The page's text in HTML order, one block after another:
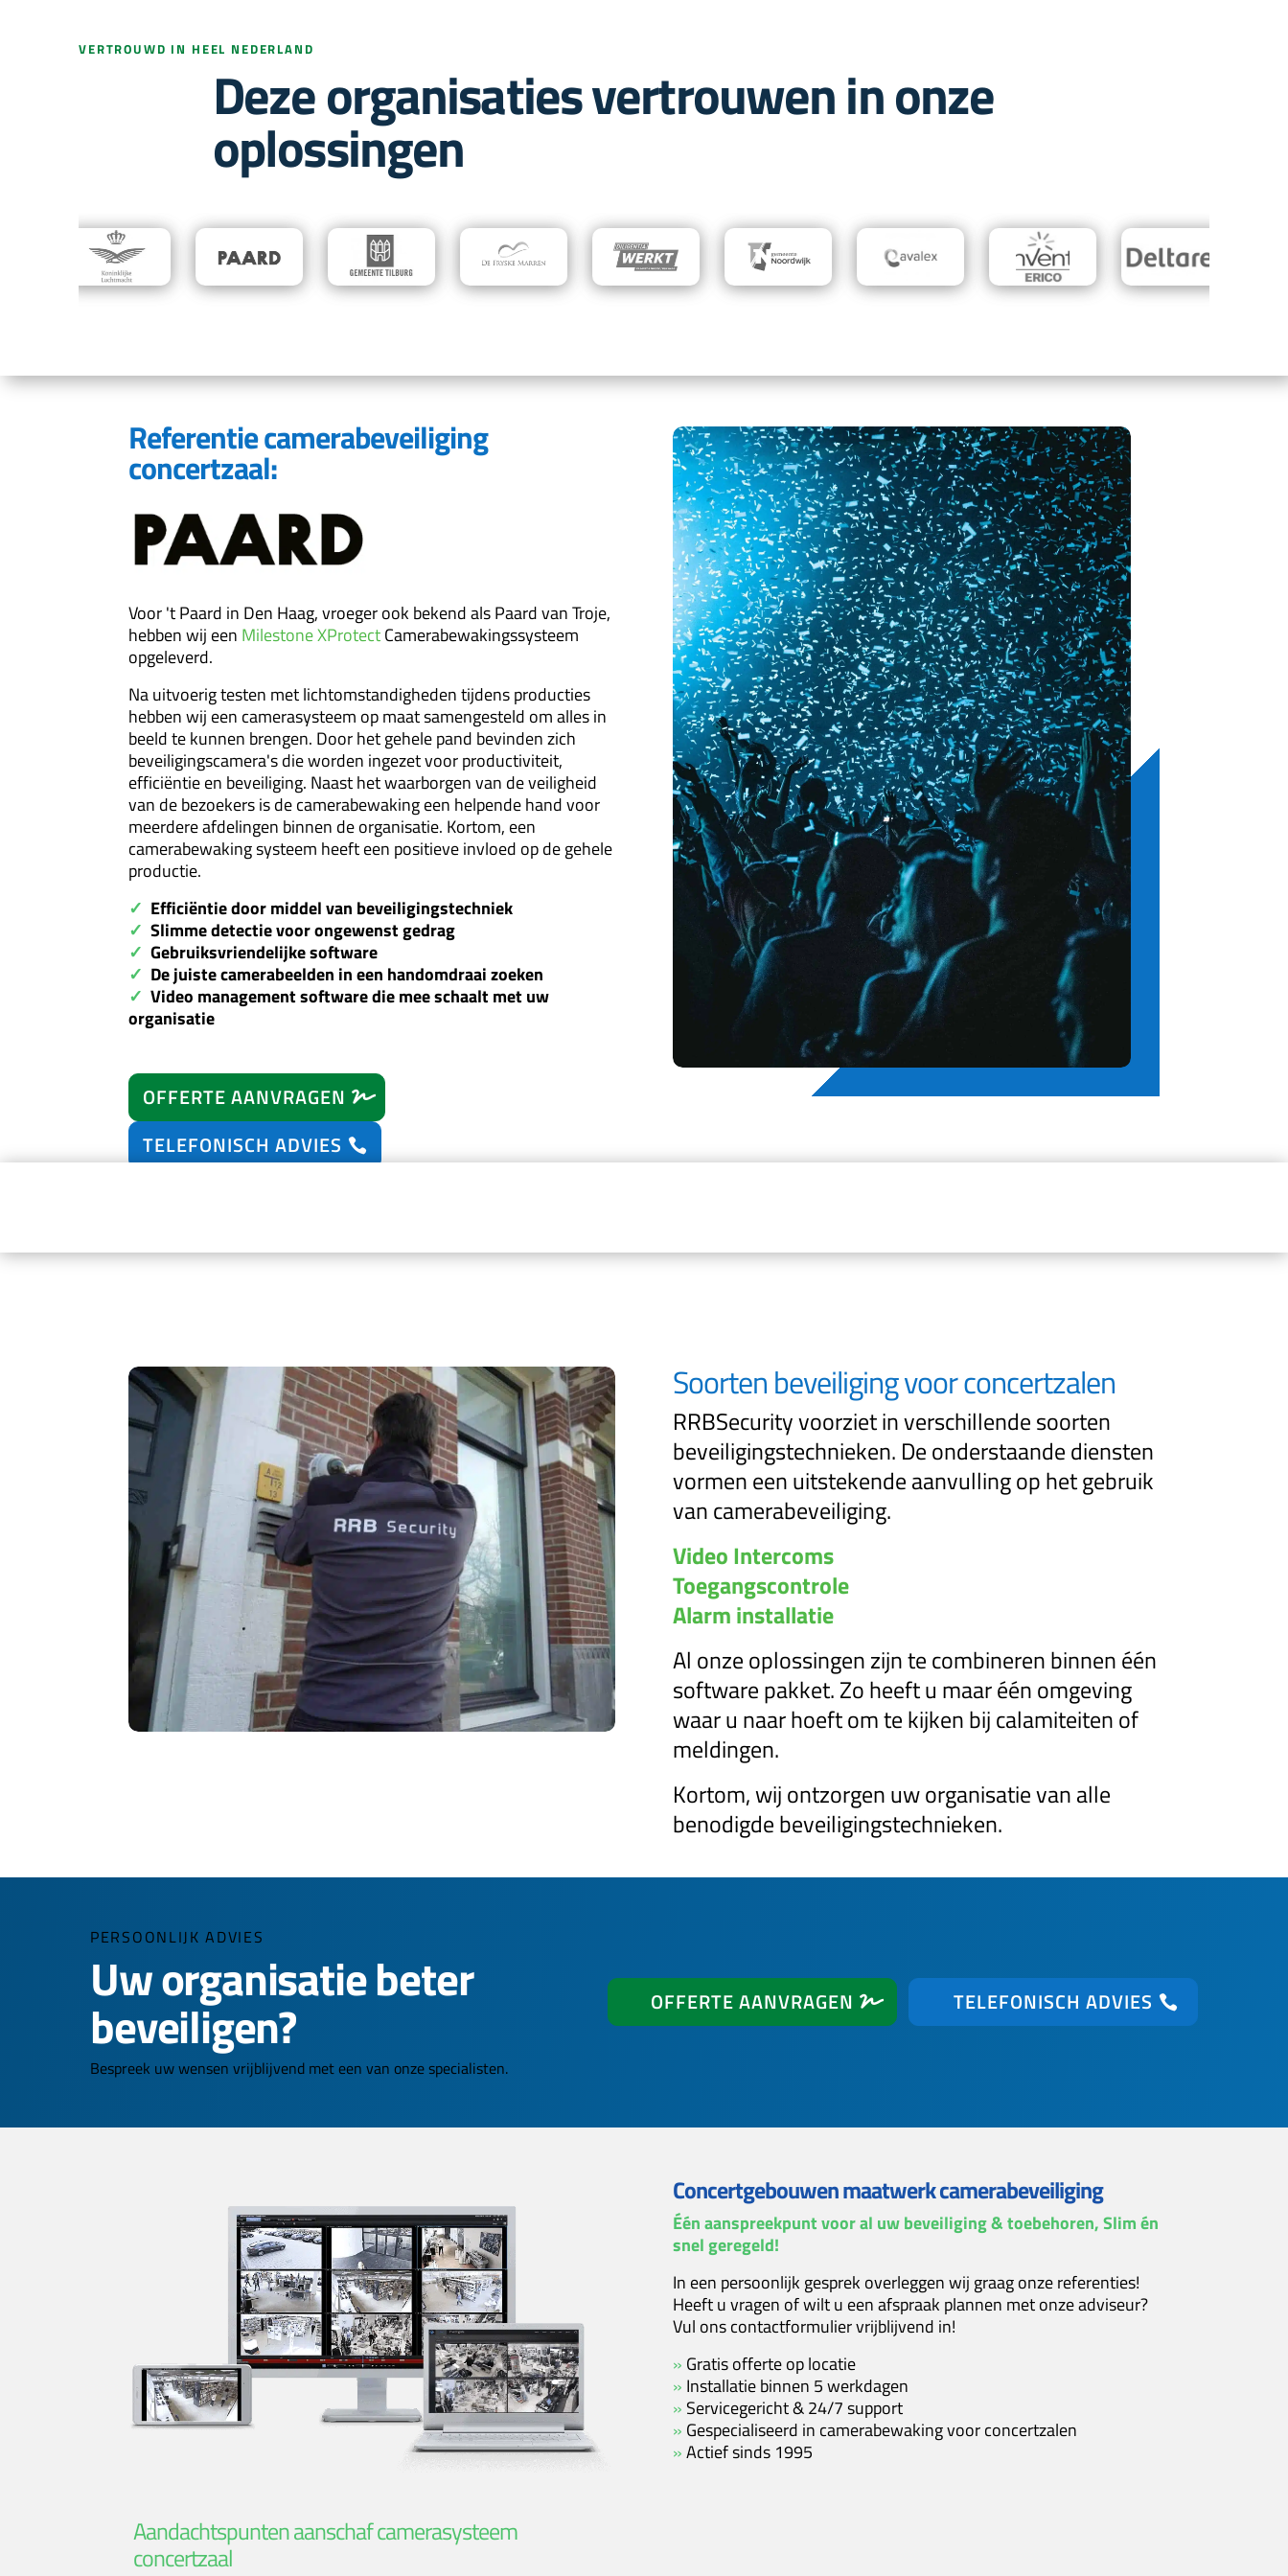
VERTROUWD IN HEEL NEDERLAND
Deze organisaties vertrouwen in onze
oplossingen
Referentie camerabeveiliging
concertzaal:
Voor 't Paard in Den Haag, vroeger ook bekend als Paard van Troje,
hebben wij een Milestone XProtectCamerabewakingssysteem
opgeleverd.
Na uitvoerig testen met lichtomstandigheden tijdens producties
hebben wij een camerasysteem op maat samengesteld om alles in
beeld te kunnen brengen. Door het gehele pand bevinden zich
beveiligingscamera's die worden ingezet voor productiviteit,
efficiëntie en beveiliging. Naast het waarborgen van de veiligheid
van de bezoekers is de camerabewaking een helpende hand voor
meerdere afdelingen binnen de organisatie. Kortom, een
camerabewaking systeem heeft een positieve invloed op de gehele
productie.
✓ Efficiëntiedoor middel van beveiligingstechniek
✓ Slimme detectie voor ongewenst gedrag
✓ Gebruiksvriendelijke software
✓ De juiste camerabeelden in een handomdraai zoeken
✓Video management software die mee schaalt met uw
organisatie
OFFERTE AANVRAGEN
TELEFONISCH ADVIES
Soorten beveiliging voor concertzalen
RRBSecurity voorziet in verschillende soorten
beveiligingstechnieken. De onderstaande diensten
vormen een uitstekende aanvulling op het gebruik
van camerabeveiliging.
Video Intercoms
Toegangscontrole
Alarm installatie
Al onze oplossingen zijn te combineren binnen één
software pakket. Zo heeft u maar één omgeving
waar u naar hoeft om te kijken bij calamiteiten of
meldingen.
Kortom, wij ontzorgen uw organisatie van alle
benodigde beveiligingstechnieken.
PERSOONLIJK ADVIES
Uw organisatie beter
beveiligen?
Bespreek uw wensen vrijblijvend met een van onze specialisten.
OFFERTE AANVRAGEN TELEFONISCH ADVIES
Concertgebouwen maatwerk camerabeveiliging
Één aanspreekpunt voor al uw beveiliging & toebehoren, Slim én
snel geregeld!
In een persoonlijk gesprek overleggen wij graag onze referenties!
Heeft u vragen of wilt u een afspraak plannen met onze adviseur?
Vul ons contactformulier vrijblijvend in!
» Gratis offerte op locatie
» Installatie binnen 5 werkdagen
» Servicegericht & 24/7 support
» Gespecialiseerd in camerabewaking voor concertzalen
»Actief sinds 1995
Aandachtspunten aanschaf camerasysteem
concertzaal